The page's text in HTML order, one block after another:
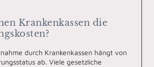
Krankenkassen die
durch Krankenkassen hängt von
ab. Viele gesetzliche